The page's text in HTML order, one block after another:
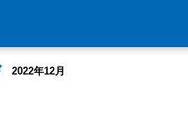
2022年12月